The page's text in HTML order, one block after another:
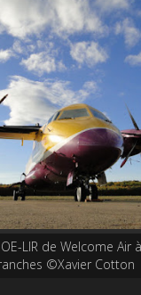
LIR de Welcome Air
©Xavier Cotton